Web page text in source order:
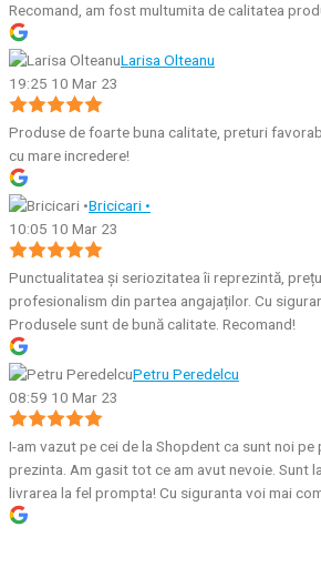
Recomand, am fost multumita de calitatea
Larisa Olteanu
19:25 10 Mar 23
Produse de foarte buna calitate, preturi
cu mare incredere!
Bricicari •
10:05 10 Mar 23
Punctualitatea și seriozitatea îi reprezintă,
profesionalism din partea angajaților. Cu
Produsele sunt de bună calitate. Recomand!
Petru Peredelcu
08:59 10 Mar 23
I-am vazut pe cei de la Shopdent ca sunt noi pe
prezinta. Am gasit tot ce am avut nevoie. Sunt
livrarea la fel prompta! Cu siguranta voi mai